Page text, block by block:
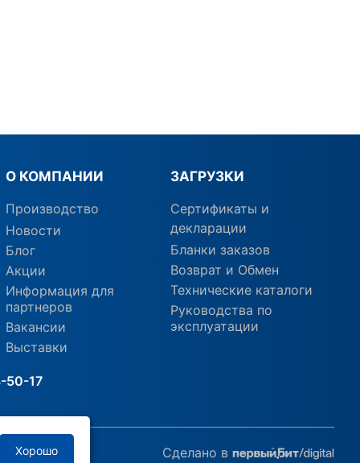
Хорошо
О КОМПАНИИ
Производство
Новости
Блог
Акции
Информация для
партнеров
Вакансии
Выставки
ЗАГРУЗКИ
Сертификаты и
декларации
Бланки заказов
Возврат и Обмен
Технические каталоги
Руководства по
эксплуатации
50-17
Сделано в